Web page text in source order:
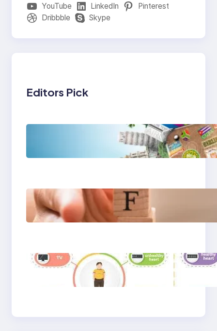
YouTube
LinkedIn
Pinterest
Dribbble
Skype
Editors Pick
Tren Traveling 2025:
Liburan Cerdas,
Ramah Lingkungan,
Gaya Hidup Seimbang
2025: Kesehatan
Mental, Produktivitas,
Gaya Hidup Sehat
2025: Antara Tren,
Teknologi, dan